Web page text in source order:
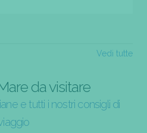
Vedi tutte
da visitare
e tutti i nostri consigli di